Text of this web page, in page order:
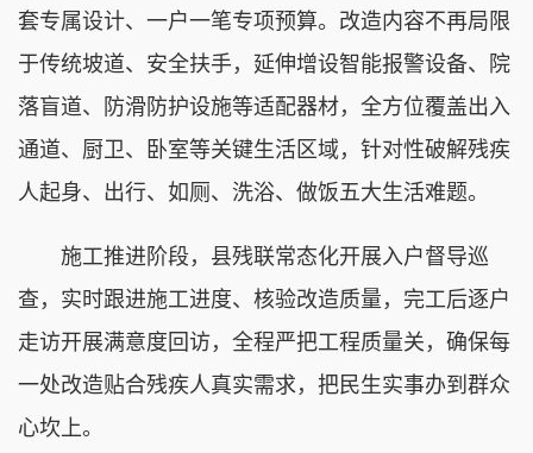
套专属设计、一户一笔专项预算。改造内容不再局限
于传统坡道、安全扶手，延伸增设智能报警设备、院
落盲道、防滑防护设施等适配器材，全方位覆盖出入
通道、厨卫、卧室等关键生活区域，针对性破解残疾
人起身、出行、如厕、洗浴、做饭五大生活难题。
施工推进阶段，县残联常态化开展入户督导巡
查，实时跟进施工进度、核验改造质量，完工后逐户
走访开展满意度回访，全程严把工程质量关，确保每
一处改造贴合残疾人真实需求，把民生实事办到群众
心坎上。